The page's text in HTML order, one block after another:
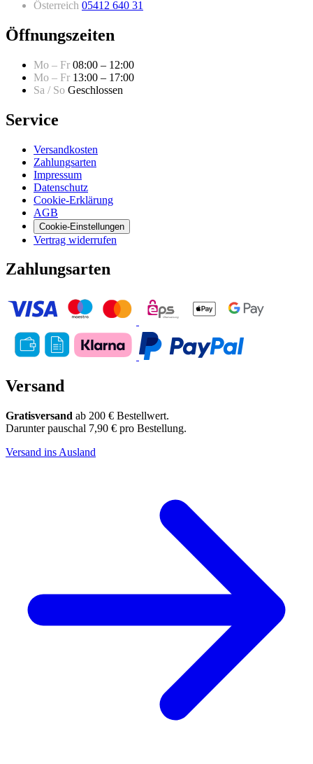
Österreich 05412 640 31
Öffnungszeiten
Mo – Fr 08:00 – 12:00
Mo – Fr 13:00 – 17:00
Sa / So Geschlossen
Service
Versandkosten
Zahlungsarten
Impressum
Datenschutz
Cookie-Erklärung
AGB
Cookie-Einstellungen
Vertrag widerrufen
Zahlungsarten
Versand
Gratisversand ab 200 € Bestellwert.
Darunter pauschal 7,90 € pro Bestellung.
Versand ins Ausland